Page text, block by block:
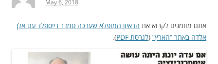
May 6, 2018
אתם מוזמנים לקרוא את הראיון המופלא שערכה סמדר רייספלד עם אלן
אלדה באתר “הארץ” (לגרסת PDF ).